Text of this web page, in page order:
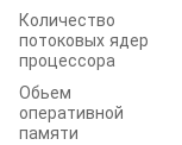
Количество
потоковых ядер
процессора
Обьем
оперативной
памяти